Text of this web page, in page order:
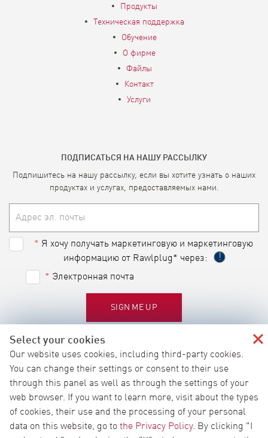
Продукты
Техническая поддержка
Обучение
О фирме
Файлы
Контакт
Услуги
ПОДПИСАТЬСЯ НА НАШУ РАССЫЛКУ
Подпишитесь на нашу рассылку, если вы хотите узнать о наших
продуктах и ​​услугах, предоставляемых нами.
Я хочу получать маркетинговую и маркетинговую
информацию от Rawlplug* через:
!
Электронная почта
SIGN ME UP
САЙТ БРЕНДА
www.rawlplug.com
Select your cookies
Our website uses cookies, including third-party cookies.
You can change their settings or consent to their use
through this panel as well as through the settings of your
web browser. If you want to learn more, visit about the types
of cookies, their use and the processing of your personal
data on this website, go to the Privacy Policy. By clicking "I